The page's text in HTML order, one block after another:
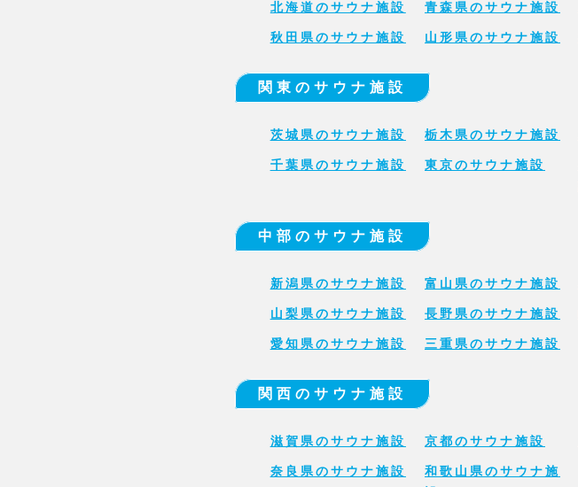
北海道のサウナ施設 青森県のサウナ施設
秋田県のサウナ施設 山形県のサウナ施設
関東のサウナ施設
茨城県のサウナ施設 栃木県のサウナ施設
千葉県のサウナ施設 東京のサウナ施設
中部のサウナ施設
新潟県のサウナ施設 富山県のサウナ施設
山梨県のサウナ施設 長野県のサウナ施設
愛知県のサウナ施設 三重県のサウナ施設
関西のサウナ施設
滋賀県のサウナ施設 京都のサウナ施設
奈良県のサウナ施設
和歌山県のサウナ施